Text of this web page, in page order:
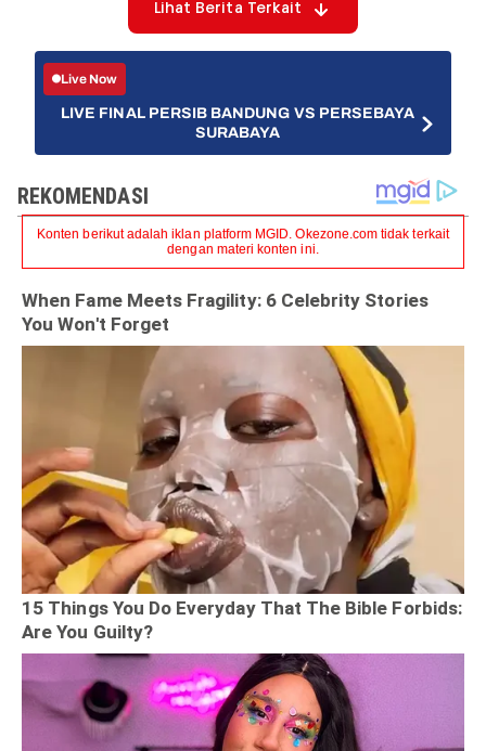
Lihat Berita Terkait
Live Now
LIVE FINAL PERSIB BANDUNG VS PERSEBAYA
SURABAYA